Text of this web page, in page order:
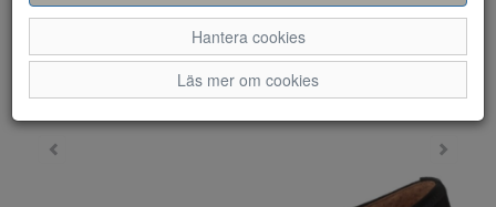
Hantera cookies
Läs mer om cookies